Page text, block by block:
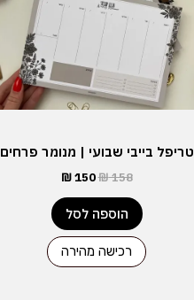
טריפל בייבי שבועי | מנומר פרחים
₪158
₪150
הוספה לסל
רכישה מהירה